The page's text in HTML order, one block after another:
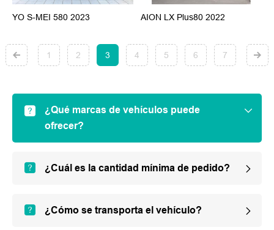
YO S-MEI 580 2023 AION LX Plus80 2022
1 2 3 4 5 6 7
¿Qué marcas de vehículos puede
ofrecer?
¿Cuál es la cantidad mínima de pedido?
¿Cómo se transporta el vehículo?